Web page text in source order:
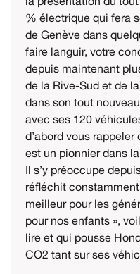
% électrique qui fera
de Genève dans
faire languir, votre
depuis maintenant
de la Rive-Sud et de
dans son tout
avec ses 120
d’abord vous
est un pionnier dans
Il s’y préoccupe
réfléchit
meilleur pour les
pour nos enfants »,
lire et qui pousse
CO2 tant sur ses